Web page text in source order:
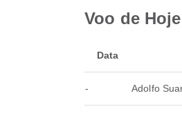
Voo de Hoje
Data
- Adolfo